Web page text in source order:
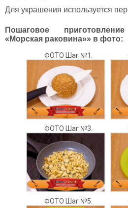
Для украшения используется
Пошаговое
«Морская раковина»» в фото:
ФОТО Шаг №1.
ФОТО Шаг №3.
ФОТО Шаг №5.